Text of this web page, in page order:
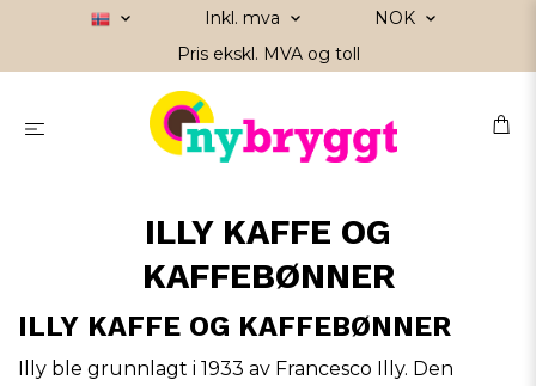
Inkl. mva
NOK
Pris ekskl. MVA og toll
ILLY KAFFE OG
KAFFEBØNNER
ILLY KAFFE OG KAFFEBØNNER
Illy ble grunnlagt i 1933 av Francesco Illy. Den